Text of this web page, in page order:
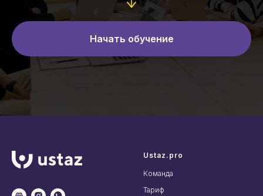
Начать обучение
Ustaz.pro
Команда
Тариф